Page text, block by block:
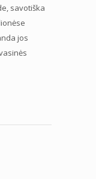
savotiška
jos